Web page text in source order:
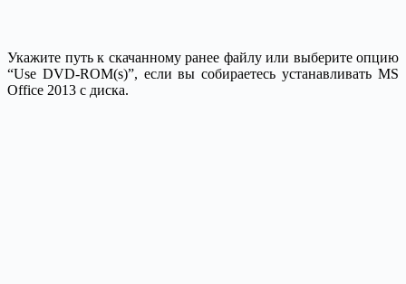
Укажите путь к скачанному ранее файлу или выберите опцию
“Use DVD-ROM(s)”, если вы собираетесь устанавливать MS
Office 2013 с диска.